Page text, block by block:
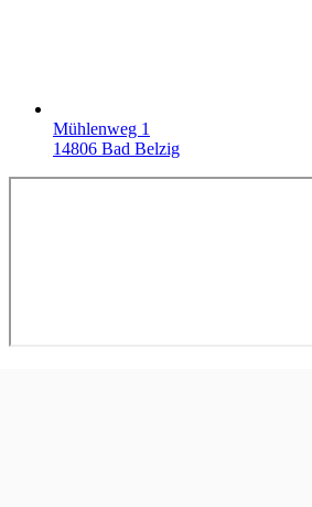
Mühlenweg 1
14806 Bad Belzig